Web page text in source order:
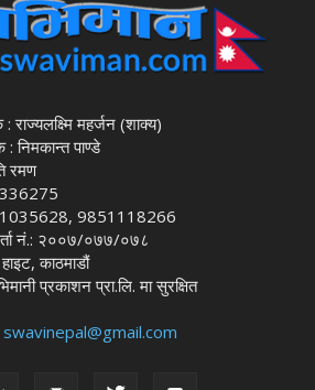
राज्यलक्ष्मि महर्जन (शाक्य)
: निमकान्त पाण्डे
रमण
9851118266
नं.: २००७/०७७/०७८
काठमाडौं
प्रकाशन प्रा.लि. मा सुरक्षित
swavinepal@gmail.com